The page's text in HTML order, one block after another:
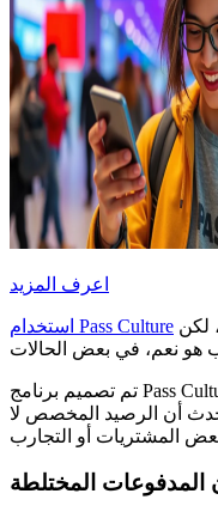
اعرف المزيد
استخدام Pass Culture
تم تصميم برنامج Pass Culture لتشجيع الشباب على استكشاف
أن الرصيد المخصص لا
المدفوعات المختلطة